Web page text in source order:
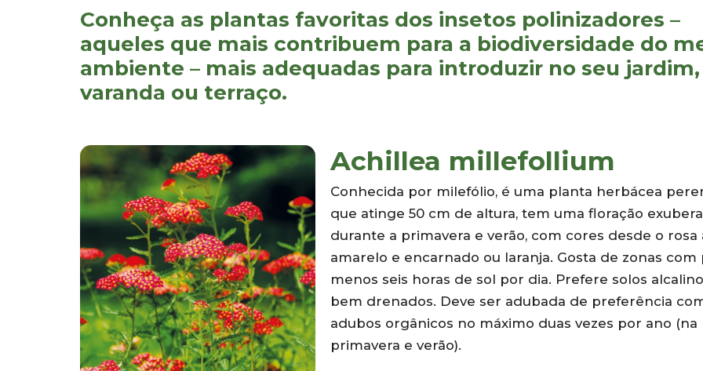
Conheça as plantas favoritas dos insetos polinizadores –
aqueles que mais contribuem para a biodiversidade do
ambiente – mais adequadas para introduzir no seu jardim,
varanda ou terraço.
Achillea millefollium
Conhecida por milefólio, é uma planta herbácea
que atinge 50 cm de altura, tem uma floração
durante a primavera e verão, com cores desde o rosa
amarelo e encarnado ou laranja. Gosta de zonas com
menos seis horas de sol por dia. Prefere solos
bem drenados. Deve ser adubada de preferência
adubos orgânicos no máximo duas vezes por ano (na
primavera e verão).